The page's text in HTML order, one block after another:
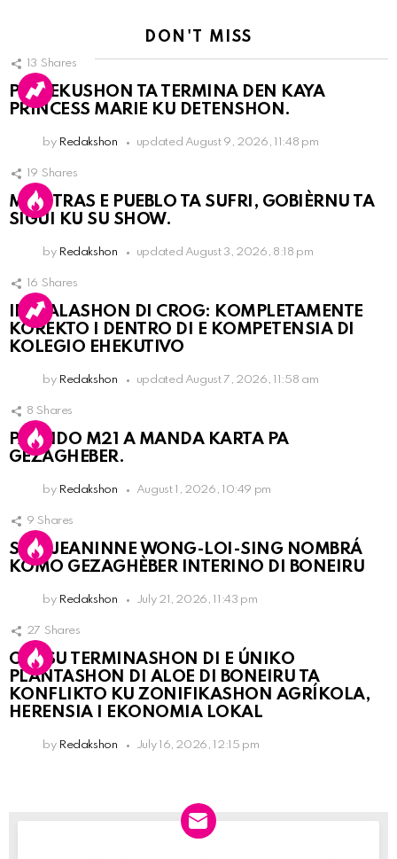
DON'T MISS
13 Shares
PERSEKUSHON TA TERMINA DEN KAYA
PRINCESS MARIE KU DETENSHON.
by Redakshon updated August 9, 2026, 11:48 pm
19 Shares
MIENTRAS E PUEBLO TA SUFRI, GOBIÈRNU TA
SIGUI KU SU SHOW.
by Redakshon updated August 3, 2026, 8:18 pm
16 Shares
INSTALASHON DI CROG: KOMPLETAMENTE
KOREKTO I DENTRO DI E KOMPETENSIA DI
KOLEGIO EHEKUTIVO
by Redakshon updated August 7, 2026, 11:58 am
8 Shares
PARTIDO M21 A MANDA KARTA PA
GEZAGHEBER.
by Redakshon August 1, 2026, 10:49 pm
9 Shares
SRA. JEANINNE WONG-LOI-SING NOMBRÁ
KOMO GEZAGHÈBER INTERINO DI BONEIRU
by Redakshon July 21, 2026, 11:43 pm
27 Shares
OLB SU TERMINASHON DI E ÚNIKO
PLANTASHON DI ALOE DI BONEIRU TA
KONFLIKTO KU ZONIFIKASHON AGRÍKOLA,
HERENSIA I EKONOMIA LOKAL
by Redakshon July 16, 2026, 12:15 pm